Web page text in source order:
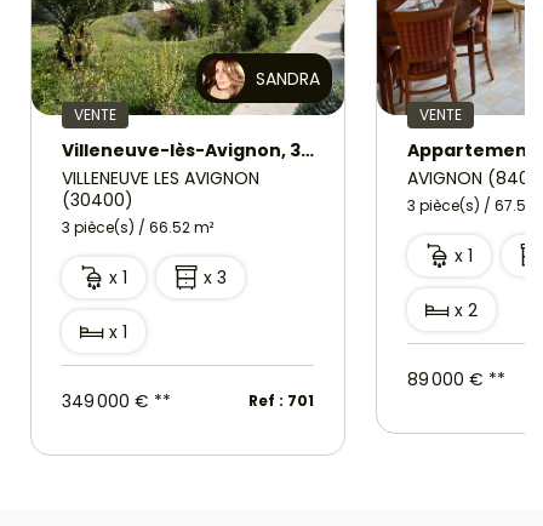
SANDRA
VENTE
Villeneuve-lès-Avignon, 3 pièce(s) 66.52 m2 avec grande terrasse, garage et cave
VILLENEUVE LES AVIGNON
(30400)
3 pièce(s) / 66.52 m²
x 1 x 3
x 1
349 000 € ** Ref : 701
VENTE
AVIGNON
3 pièce(s) / 67.5
x 1
x 2
89 000 € **